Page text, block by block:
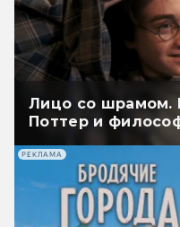
Лицо со шрамом.
Поттер и
РЕКЛАМА